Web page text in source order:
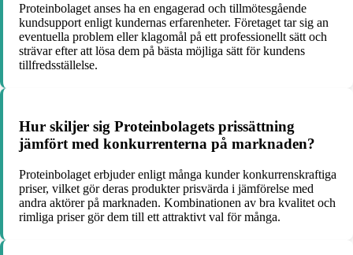
Proteinbolaget anses ha en engagerad och tillmötesgående
kundsupport enligt kundernas erfarenheter. Företaget tar sig an
eventuella problem eller klagomål på ett professionellt sätt och
strävar efter att lösa dem på bästa möjliga sätt för kundens
tillfredsställelse.
Hur skiljer sig Proteinbolagets prissättning
jämfört med konkurrenterna på marknaden?
Proteinbolaget erbjuder enligt många kunder konkurrenskraftiga
priser, vilket gör deras produkter prisvärda i jämförelse med
andra aktörer på marknaden. Kombinationen av bra kvalitet och
rimliga priser gör dem till ett attraktivt val för många.